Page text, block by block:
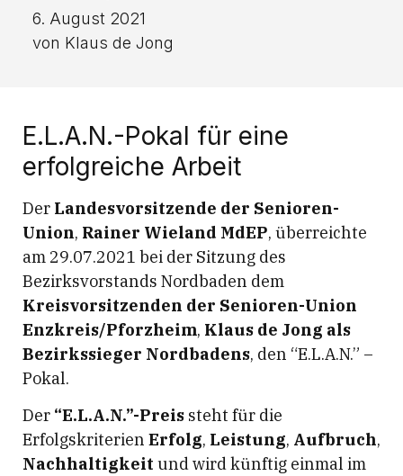
6. August 2021
von Klaus de Jong
E.L.A.N.-Pokal für eine
erfolgreiche Arbeit
Der Landesvorsitzende der Senioren-
Union, Rainer Wieland MdEP, überreichte
am 29.07.2021 bei der Sitzung des
Bezirksvorstands Nordbaden dem
Kreisvorsitzenden der Senioren-Union
Enzkreis/Pforzheim, Klaus de Jong als
Bezirkssieger Nordbadens, den “E.L.A.N.” –
Pokal.
Der “E.L.A.N.”-Preis steht für die
Erfolgskriterien Erfolg, Leistung, Aufbruch,
Nachhaltigkeit und wird künftig einmal im